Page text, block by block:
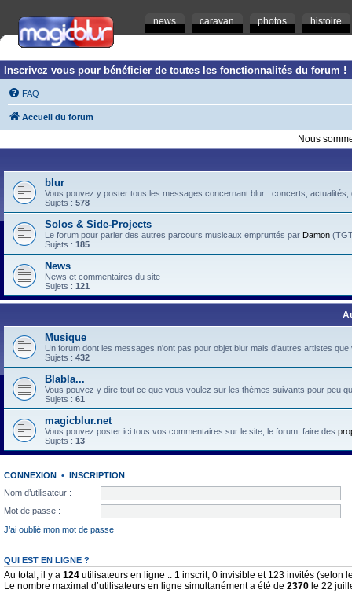
news caravan photos histoire
Inscrivez vous pour bénéficier de toutes les fonctionnalités du forum !
FAQ
Accueil du forum
Nous
blur
Vous pouvez y poster tous les messages concernant blur : concerts,
Sujets : 578
Solos & Side-Projects
Le forum pour parler des autres parcours musicaux empruntés par Damon
Sujets : 185
News
News et commentaires du site
Sujets : 121
Musique
Un forum dont les messages n'ont pas pour objet blur mais d'autres artistes
Sujets : 432
Blabla...
Vous pouvez y dire tout ce que vous voulez sur les thèmes suivants pour peu
Sujets : 61
magicblur.net
Vous pouvez poster ici tous vos commentaires sur le site, le forum, faire des
Sujets : 13
CONNEXION • INSCRIPTION
Nom d’utilisateur :
Mot de passe :
J’ai oublié mon mot de passe
QUI EST EN LIGNE ?
Au total, il y a 124 utilisateurs en ligne :: 1 inscrit, 0 invisible et 123 invités (selon
Le nombre maximal d’utilisateurs en ligne simultanément a été de 2370 le 22